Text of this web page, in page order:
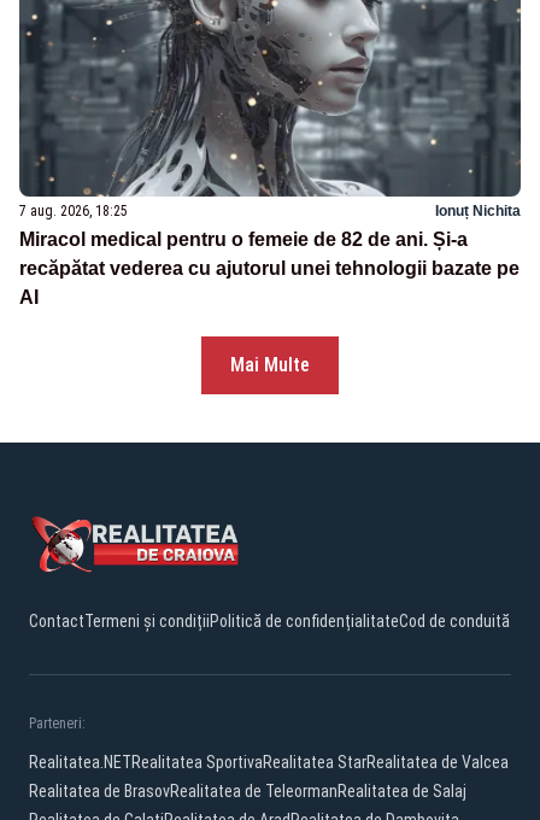
7 aug. 2026, 18:25 Ionuț Nichita
Miracol medical pentru o femeie de 82 de ani. Și-a
recăpătat vederea cu ajutorul unei tehnologii bazate pe
AI
Mai Multe
ContactTermeni și condițiiPolitică de confidențialitateCod de conduită
Parteneri:
Realitatea.NETRealitatea SportivaRealitatea StarRealitatea de Valcea
Realitatea de BrasovRealitatea de TeleormanRealitatea de Salaj